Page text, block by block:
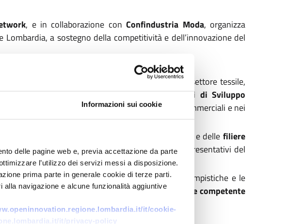
Informazioni sui cookie
delle pagine web e, previa accettazione da parte
l’utilizzo dei servizi messi a disposizione.
prima parte in generale cookie di terze parti.
navigazione e alcune funzionalità aggiuntive
it/cookie-
it/privacy-policy
, e in collaborazione conConfindustria Moda, organizza
Lombardia, a sostegno della competitività e dell’innovazione del
registrazione a questolink.
sostenere il sistema produttivo lombardo del settore tessile,
promuove la realizzazione diprogetti di Sviluppo
e soluzioni innovative nei processi produttivi, commerciali e nei
e dellefiliere
che punta a rafforzare uno dei settori più rappresentativi del
i requisiti richiesti per l’accesso ai contributi, le tempistiche e le
domande direttamente alla Direzione regionale competente